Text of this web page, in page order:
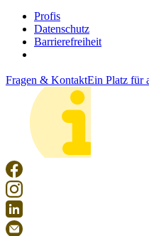
Profis
Datenschutz
Barrierefreiheit
Fragen & KontaktEin Platz für